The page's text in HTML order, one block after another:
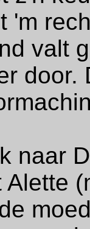
'm
valt
door.
naar